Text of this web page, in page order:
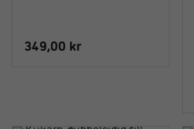
349,00 kr